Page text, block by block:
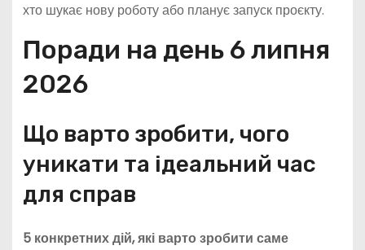
хто шукає нову роботу або планує запуск проєкту.
Поради на день 6 липня
2026
Що варто зробити, чого
уникати та ідеальний час
для справ
5 конкретних дій, які варто зробити саме